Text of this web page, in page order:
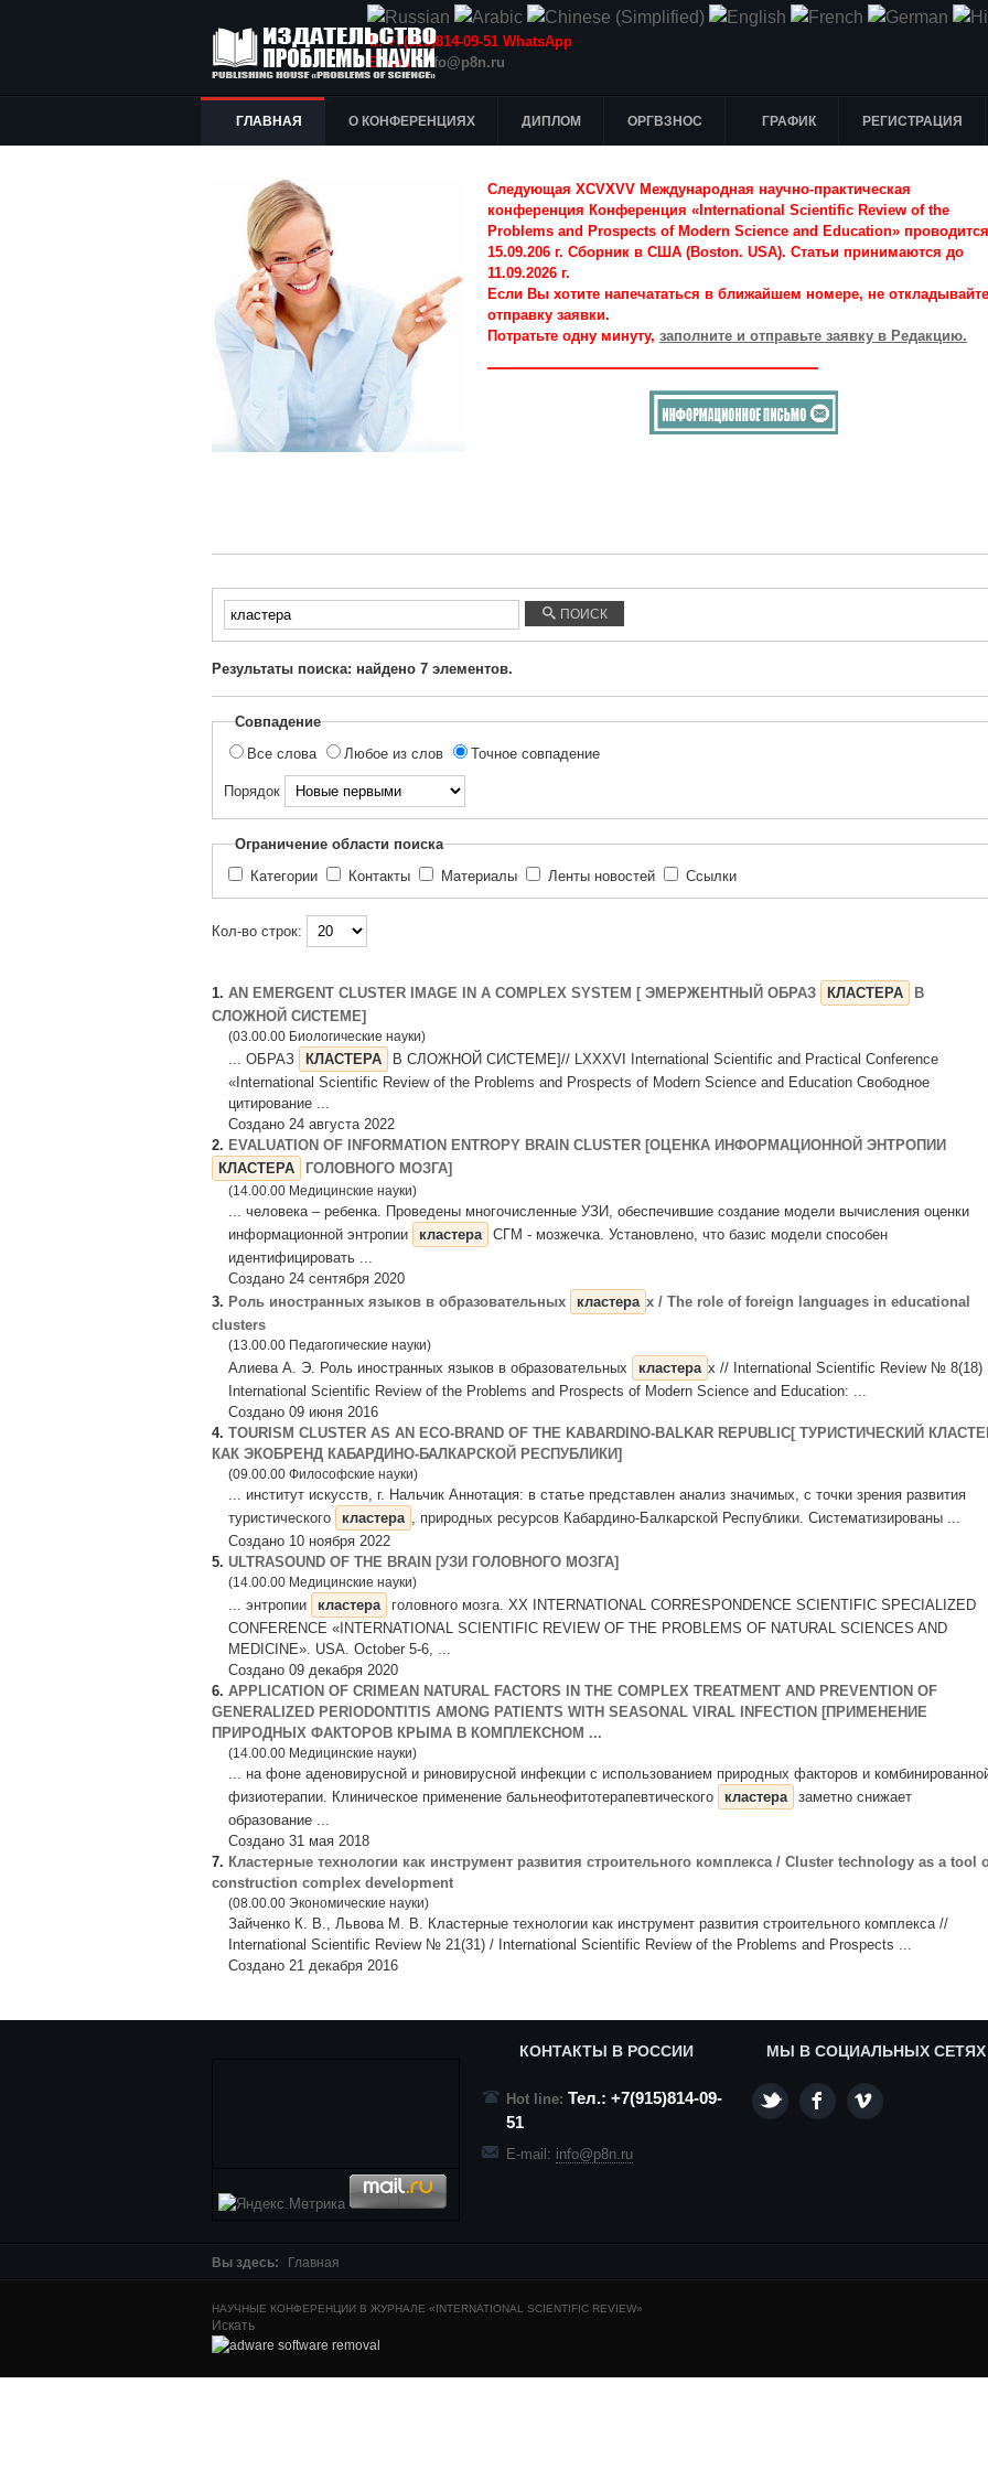
Т.: +7(915)814-09-51 WhatsApp
E-mail:info@p8n.ru
ГЛАВНАЯ О КОНФЕРЕНЦИЯХ ДИПЛОМ ОРГВЗНОС ГРАФИК РЕГИСТРАЦИЯ
Следующая XCVXVV Международная научно-практическая
конференция Конференция «International Scientific Review of the
Problems and Prospects of Modern Science and Education» проводится
15.09.206 г. Сборник в США (Boston. USA). Статьи принимаются до
11.09.2026 г.
Если Вы хотите напечататься в ближайшем номере, не откладывайте
отправку заявки.
Потратьте одну минуту, заполните и отправьте заявку в Редакцию.
Введите
текст
поиска...
ПОИСК
Результаты поиска: найдено 7 элементов.
Совпадение
Все слова
Любое из слов Точное совпадение
Порядок
Ограничение области поиска
Категории
Контакты Материалы Ленты новостей Ссылки
Кол-во строк:
1. AN EMERGENT CLUSTER IMAGE IN A COMPLEX SYSTEM [ ЭМЕРЖЕНТНЫЙ ОБРАЗ КЛАСТЕРА
В
СЛОЖНОЙ СИСТЕМЕ]
(03.00.00 Биологические науки)
... ОБРАЗ КЛАСТЕРА
В СЛОЖНОЙ СИСТЕМЕ]// LXXXVI International Scientific and Practical Conference
«International Scientific Review of the Problems and Prospects of Modern Science and Education Свободное
цитирование ...
Создано 24 августа 2022
2. EVALUATION OF INFORMATION ENTROPY BRAIN CLUSTER [ОЦЕНКА ИНФОРМАЦИОННОЙ ЭНТРОПИИ
КЛАСТЕРА
ГОЛОВНОГО МОЗГА]
(14.00.00 Медицинские науки)
... человека – ребенка. Проведены многочисленные УЗИ, обеспечившие создание модели вычисления оценки
информационной энтропии
кластера
СГМ - мозжечка. Установлено, что базис модели способен
идентифицировать ...
Создано 24 сентября 2020
3. Роль иностранных языков в образовательных кластера х / The role of foreign languages in educational
clusters
(13.00.00 Педагогические науки)
Алиева А. Э. Роль иностранных языков в образовательных кластера х // International Scientific Review №
International Scientific Review of the Problems and Prospects of Modern Science and Education: ...
Создано 09 июня 2016
4. TOURISM CLUSTER AS AN ECO-BRAND OF THE KABARDINO-BALKAR REPUBLIC[ ТУРИСТИЧЕСКИЙ
КАК ЭКОБРЕНД КАБАРДИНО-БАЛКАРСКОЙ РЕСПУБЛИКИ]
(09.00.00 Философские науки)
... институт искусств, г. Нальчик Аннотация: в статье представлен анализ значимых, с точки зрения развития
туристического
кластера , природных ресурсов Кабардино-Балкарской Республики. Систематизированы ...
Создано 10 ноября 2022
5. ULTRASOUND OF THE BRAIN [УЗИ ГОЛОВНОГО МОЗГА]
(14.00.00 Медицинские науки)
... энтропии кластера
головного мозга. XX INTERNATIONAL CORRESPONDENCE SCIENTIFIC SPECIALIZED
CONFERENCE «INTERNATIONAL SCIENTIFIC REVIEW OF THE PROBLEMS OF NATURAL SCIENCES AND
MEDICINE». USA. October 5-6, ...
Создано 09 декабря 2020
6. APPLICATION OF CRIMEAN NATURAL FACTORS IN THE COMPLEX TREATMENT AND PREVENTION OF
GENERALIZED PERIODONTITIS AMONG PATIENTS WITH SEASONAL VIRAL INFECTION [ПРИМЕНЕНИЕ
ПРИРОДНЫХ ФАКТОРОВ КРЫМА В КОМПЛЕКСНОМ ...
(14.00.00 Медицинские науки)
... на фоне аденовирусной и риновирусной инфекции с использованием природных факторов и
физиотерапии. Клиническое применение бальнеофитотерапевтического
кластера
заметно снижает
образование ...
Создано 31 мая 2018
7. Кластерные технологии как инструмент развития строительного комплекса / Cluster technology as a tool
construction complex development
(08.00.00 Экономические науки)
Зайченко К. В., Львова М. В. Кластерные технологии как инструмент развития строительного комплекса //
International Scientific Review № 21(31) / International Scientific Review of the Problems and Prospects ...
Создано 21 декабря 2016
КОНТАКТЫ В РОССИИ
Hot line: Тел.: +7(915)814-09-
51
E-mail: info@p8n.ru
МЫ В СОЦИАЛЬНЫХ СЕТЯХ
Вы здесь: Главная
НАУЧНЫЕ КОНФЕРЕНЦИИ В ЖУРНАЛЕ «INTERNATIONAL SCIENTIFIC REVIEW»
Искать